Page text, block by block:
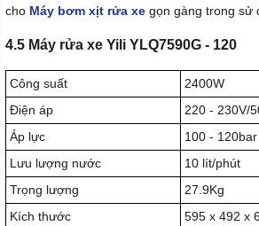
cho Máy bơm xịt rửa xe gọn gàng trong sử
4.5 Máy rửa xe Yili YLQ7590G - 120
Công suất
2400W
Điện áp
220 - 230V/
Áp lực
100 - 120bar
Lưu lượng nước
10 lít/phút
Trọng lượng
27.9Kg
Kích thước
595 x 492 x